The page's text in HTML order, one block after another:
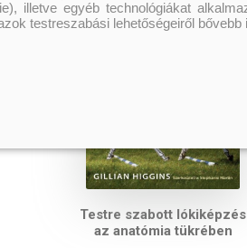
Testre szabott lókiképzés
az anatómia tükrében
illetve egyéb technológiákat
testreszabási lehetőségeiről bővebb